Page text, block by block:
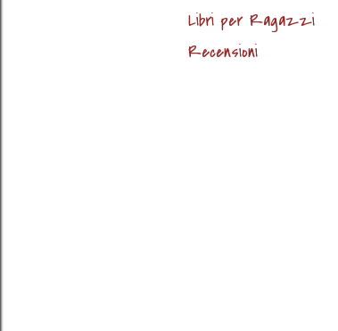
Libri per Ragazzi
Recensioni